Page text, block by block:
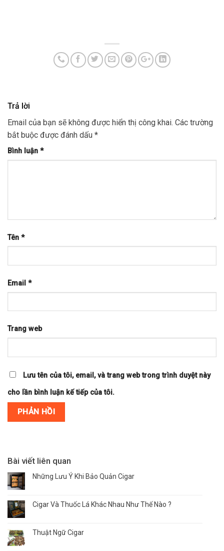
Trả lời
Email của bạn sẽ không được hiển thị công khai. Các trường
bắt buộc được đánh dấu *
Bình luận *
Tên *
Email *
Trang web
Lưu tên của tôi, email, và trang web trong trình duyệt này
cho lần bình luận kế tiếp của tôi.
Bài viết liên quan
Những Lưu Ý Khi Bảo Quản Cigar
Cigar Và Thuốc Lá Khác Nhau Như Thế Nào ?
Thuật Ngữ Cigar